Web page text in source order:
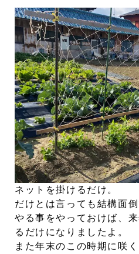
ネットを掛けるだけ。
だけとは言っても結構面倒
やる事をやっておけば、
るだけになりましたよ。
また年末のこの時期に咲く